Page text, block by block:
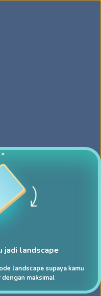
jadi landscape
landscape supaya kamu
maksimal